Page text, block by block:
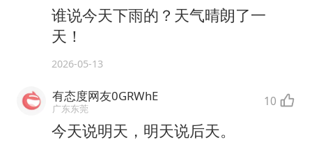
谁说今天下雨的？天气晴朗了一
天！
2026-05-13
有态度网友0GRWhE
广东东莞 10
今天说明天，明天说后天。